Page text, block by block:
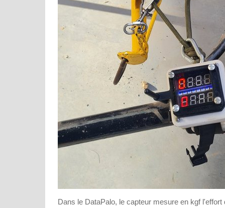
Dans le DataPalo, le capteur mesure en kgf l'effort